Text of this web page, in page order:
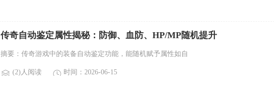
传奇自动鉴定属性揭秘：防御、血防、HP/MP随机提升
摘要：传奇游戏中的装备自动鉴定功能，能随机赋予属性如自
(2)人阅读 时间：2026-06-15